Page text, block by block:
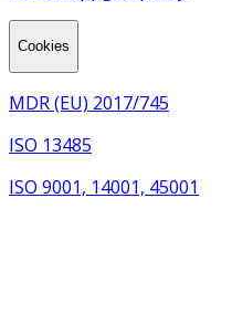
Cookies
MDR (EU) 2017/745
ISO 13485
ISO 9001, 14001, 45001